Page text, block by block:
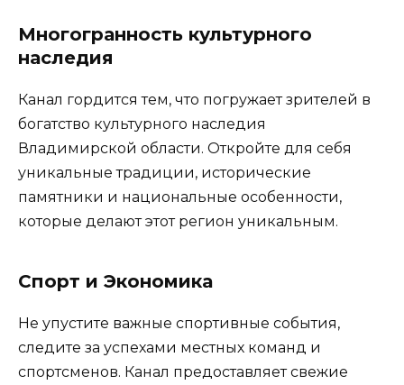
Многогранность культурного
наследия
Канал гордится тем, что погружает зрителей в
богатство культурного наследия
Владимирской области. Откройте для себя
уникальные традиции, исторические
памятники и национальные особенности,
которые делают этот регион уникальным.
Спорт и Экономика
Не упустите важные спортивные события,
следите за успехами местных команд и
спортсменов. Канал предоставляет свежие